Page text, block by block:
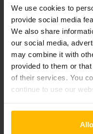
We use cookies to
provide social media
We also share
our social media,
may combine it with
provided to them or
of their services. You
continue to use our
Batterie
Ladegerät
Batterie Aufarbeitungsjahr
Baujahr